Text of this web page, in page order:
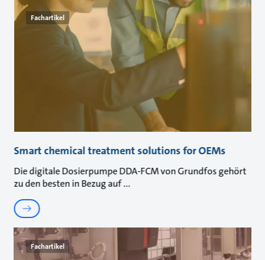
Fachartikel
Smart chemical treatment solutions for OEMs
Die digitale Dosierpumpe DDA-FCM von Grundfos gehört
zu den besten in Bezug auf
Fachartikel